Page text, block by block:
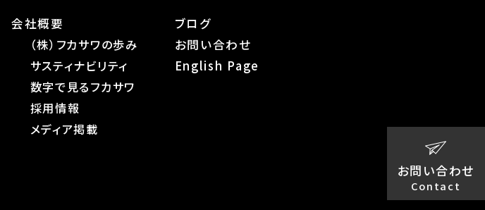
お問い合わせ
Contact
会社概要
（株）フカサワの歩み
サスティナビリティ
数字で見るフカサワ
採用情報
メディア掲載
ブログ
お問い合わせ
English Page